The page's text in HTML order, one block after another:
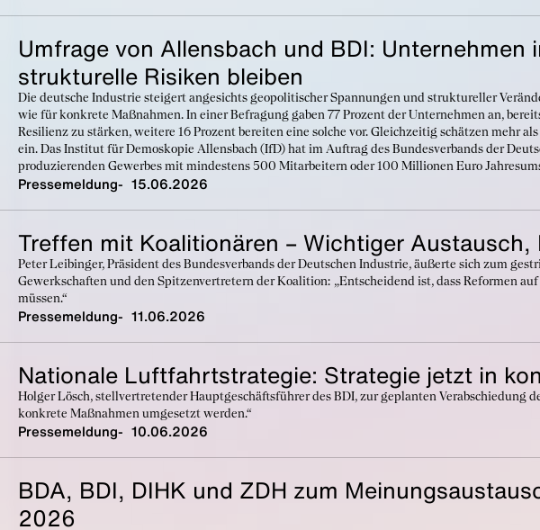
Umfrage von Allensbach und BDI: Unternehmen
strukturelle Risiken bleiben
Die deutsche Industrie steigert angesichts geopolitischer Spannungen und struktureller
wie für konkrete Maßnahmen. In einer Befragung gaben 77 Prozent der Unternehmen an,
Resilienz zu stärken, weitere 16 Prozent bereiten eine solche vor. Gleichzeitig schätzen mehr
ein. Das Institut für Demoskopie Allensbach (IfD) hat im Auftrag des Bundesverbands der
produzierenden Gewerbes mit mindestens 500 Mitarbeitern oder 100 Millionen Euro
Pressemeldung 15.06.2026
Treffen mit Koalitionären – Wichtiger
Peter Leibinger, Präsident des Bundesverbands der Deutschen Industrie, äußerte sich zum
Gewerkschaften und den Spitzenvertretern der Koalition: „Entscheidend ist, dass Reformen
müssen.“
Pressemeldung 11.06.2026
Nationale Luftfahrtstrategie: Strategie jetzt in
Holger Lösch, stellvertretender Hauptgeschäftsführer des BDI, zur geplanten
konkrete Maßnahmen umgesetzt werden.“
Pressemeldung 10.06.2026
BDA, BDI, DIHK und ZDH zum
2026